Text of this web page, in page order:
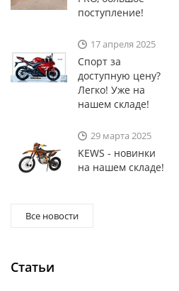
поступление!
17 апреля 2025
Спорт за
доступную цену?
Легко! Уже на
нашем складе!
29 марта 2025
KEWS - новинки
на нашем складе!
Все новости
Статьи